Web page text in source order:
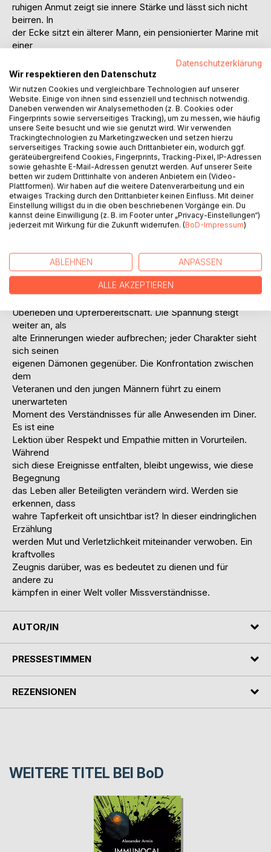
ruhigen Anmut zeigt sie innere Stärke und lässt sich nicht
beirren. In
der Ecke sitzt ein älterer Mann, ein pensionierter Marine mit
einer
Vergangenheit voller Heldentaten und Verlusten. Er
beobachtet
aufmerksam das Geschehen und erkennt die Bedeutung
hinter den
Narben sowie dem Tattoo auf ihrem Unterarm, ein Zeichen
ihrer
Einheit. Die Interaktion zwischen dem Veteranen und der
Kellnerin
offenbart nicht nur ihre geteilte militärische Vergangenheit,
sondern
auch die tiefen emotionalen Wunden, die beide tragen. Als
er ihr für
ihre Heldentaten dankt, wie sie verwundete Marines aus
einem
in Ehrfurcht. In diesem Moment wird klar: Wahre Stärke
liegt nicht in
Uniformen oder Auszeichnungen, sondern in den
Überleben und Opferbereitschaft. Die Spannung steigt
weiter an, als
alte Erinnerungen wieder aufbrechen; jeder Charakter sieht
sich seinen
eigenen Dämonen gegenüber. Die Konfrontation zwischen
dem
Veteranen und den jungen Männern führt zu einem
unerwarteten
Moment des Verständnisses für alle Anwesenden im Diner.
Es ist eine
Lektion über Respekt und Empathie mitten in Vorurteilen.
Während
sich diese Ereignisse entfalten, bleibt ungewiss, wie diese
Begegnung
das Leben aller Beteiligten verändern wird. Werden sie
erkennen, dass
wahre Tapferkeit oft unsichtbar ist? In dieser eindringlichen
Erzählung
werden Mut und Verletzlichkeit miteinander verwoben. Ein
kraftvolles
Zeugnis darüber, was es bedeutet zu dienen und für
andere zu
kämpfen in einer Welt voller Missverständnisse.
AUTOR/IN
PRESSESTIMMEN
REZENSIONEN
WEITERE TITEL BEI BoD
Datenschutzerklärung
Wir respektieren den Datenschutz
Wir nutzen Cookies und vergleichbare Technologien auf unserer
Website. Einige von ihnen sind essenziell und technisch notwendig.
Daneben verwenden wir Analysemethoden (z. B. Cookies oder
Fingerprints sowie serverseitiges Tracking), um zu messen, wie häufig
unsere Seite besucht und wie sie genutzt wird. Wir verwenden
Trackingtechnologien zu Marketingzwecken und setzen hierzu
serverseitiges Tracking sowie auch Drittanbieter ein, wodurch ggf.
geräteübergreifend Cookies, Fingerprints, Tracking-Pixel, IP-Adressen
sowie gehashte E-Mail-Adressen genutzt werden. Auf unserer Seite
betten wir zudem Drittinhalte von anderen Anbietern ein (Video-
Plattformen). Wir haben auf die weitere Datenverarbeitung und ein
etwaiges Tracking durch den Drittanbieter keinen Einfluss. Mit deiner
Einstellung willigst du in die oben beschriebenen Vorgänge ein. Du
kannst deine Einwilligung (z. B. im Footer unter „Privacy-Einstellungen“)
jederzeit mit Wirkung für die Zukunft widerrufen. (BoD-Impressum)
ABLEHNEN ANPASSEN
ALLE AKZEPTIEREN